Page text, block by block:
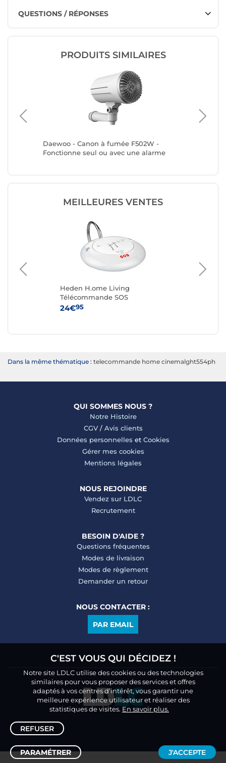
QUESTIONS / RÉPONSES
PRODUITS SIMILAIRES
Daewoo - Canon à fumée F502W -
Fonctionne seul ou avec une alarme
MEILLEURES VENTES
Heden H.ome Living
Télécommande SOS
24€95
Dans la même thématique : telecommande home cinemalght554ph
QUI SOMMES NOUS ?
Notre Histoire
CGV/ Avis clients
Données personnelles et Cookies
Gérer mes cookies
Mentions légales
NOUS REJOINDRE
Vendez sur LDLC
Recrutement
BESOIN D'AIDE ?
Questions fréquentes
Modes de livraison
Modes de règlement
Demander un retour
NOUS CONTACTER :
PAR EMAIL
C'EST VOUS QUI DÉCIDEZ !
Notre site LDLC utilise des cookies ou des technologies
similaires pour vous proposer des services et offres
adaptés à vos centres d’intérêt, vous garantir une
meilleure expérience utilisateur et réaliser des
statistiques de visites. En savoir plus.
REFUSER
PARAMÉTRER J'ACCEPTE